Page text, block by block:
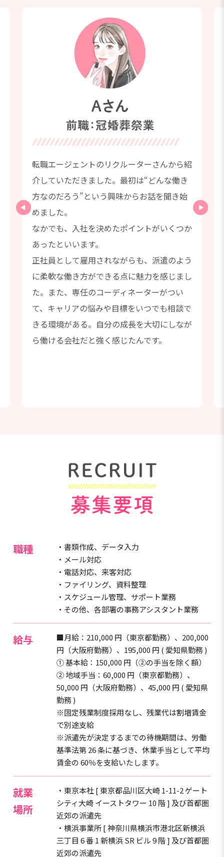
転職エージェントのリクルーターさんから紹
介していただきました。最初は“どんな働き
方なのだろう”という興味からお話を聞き始
めました。
なかでも、入社を決めたポイントがいくつか
あったといいます。
正社員として雇用されながらも、派遣のよう
に柔軟な働き方ができる点に魅力を感じまし
た。また、専任のコーディネーターがつい
て、キャリアの悩みや目標をいつでも相談で
きる環境がある。自分の成長を大切にしなが
ら働ける会社だと強く感じたんです。
職種
・書類作成、データ入力
・メール対応
・電話対応、来客対応
・ファイリング、資料整理
・スケジュール管理、サポート業務
・その他、各部署の事務アシスタント業務
給与
■月給：210,000 円（東京都勤務）、200,000
円（大阪府勤務）、195,000 円 ( 愛知県勤務 )
➀ 基本給：150,000 円（➁の手当を除く額）
➁ 地域手当：60,000 円（東京都勤務）、
50,000 円（大阪府勤務）、45,000 円 ( 愛知県
勤務 )
※固定残業制度採用なし、残業代は割増賃金
で別途支給
※派遣先が決定するまでの待機期間は、労働
基準法第 26 条に基づき、休業手当として平均
賃金の 60％を支給いたします。
就業
場所
・東京本社 [ 東京都品川区大崎 1-11-2 ゲート
シティ大崎 イーストタワー 10 階 ] 及び首都圏
近郊の派遣先
・横浜事業所 [ 神奈川県横浜市港北区新横浜
三丁目 6 番 1 新横浜 SR ビル 9 階 ] 及び首都圏
近郊の派遣先